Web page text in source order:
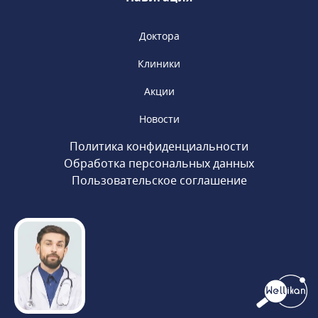
Доктора
Клиники
Акции
Новости
Политика конфиденциальности
Обработка персональных данных
Пользовательское соглашение